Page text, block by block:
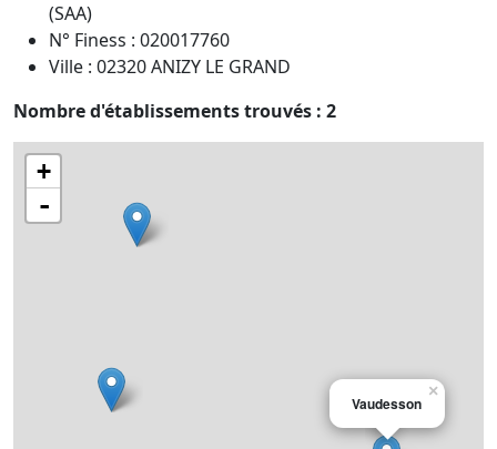
(SAA)
N° Finess : 020017760
Ville : 02320 ANIZY LE GRAND
Nombre d'établissements trouvés : 2
×
Vaudesson
+
-